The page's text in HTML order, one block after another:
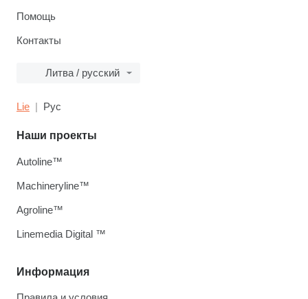
Помощь
Контакты
Литва / русский
Lie Рус
Информация
Наши проекты
Autoline™
Machineryline™
Agroline™
Linemedia Digital ™